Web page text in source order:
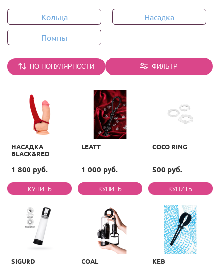
Кольца Насадка
Помпы
ПО ПОПУЛЯРНОСТИ ФИЛЬТР
НАСАДКА
BLACK&RED
1 800 руб.
LEATT
1 000 руб.
COCO RING
500 руб.
SIGURD COAL KEB